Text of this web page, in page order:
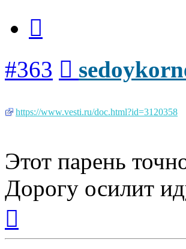
#363
https://www.vesti.ru/doc.html?id=3120358
Этот парень
Дорогу осилит
началу